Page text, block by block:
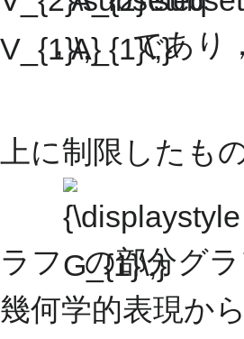
, であり
上に制限したも
ラフ
{\displaystyle
G_{1}\,}
の部分グ
幾何学的表現か